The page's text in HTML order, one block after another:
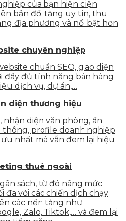
của bạn hiện diện
bản đồ, tăng uy tín, thu
địa phương và nổi bật hơn
chuyên nghiệp
chuẩn SEO, giao diện
đầy đủ tính năng bán hàng
dịch vụ, dự án,…
diện thương hiệu
nhận diện văn phòng, ấn
profile doanh nghiệp
nhất mà vẫn đem lại hiệu
thuê ngoài
sách, từ đó nâng mức
đa với các chiến dịch chạy
các nền tảng như
Zalo, Tiktok,… và đem lại